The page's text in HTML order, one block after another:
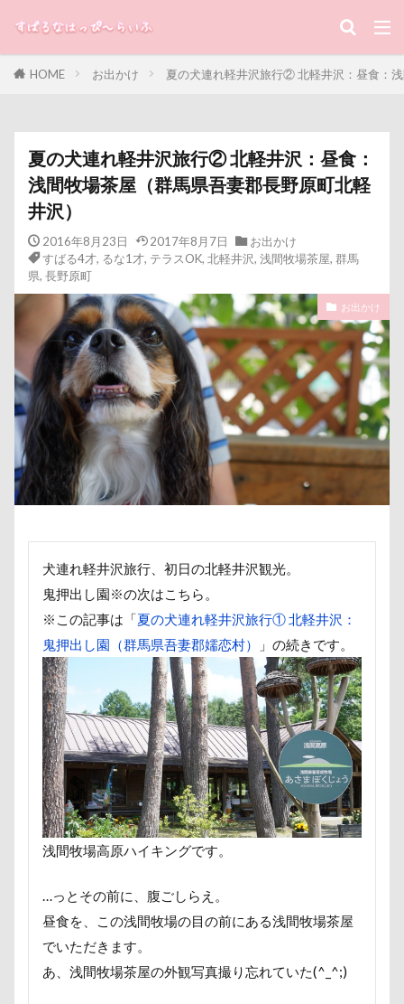
HOME お出かけ 夏の犬連れ軽井沢旅行② 北軽井沢：昼食：
夏の犬連れ軽井沢旅行② 北軽井沢：昼食：
浅間牧場茶屋（群馬県吾妻郡長野原町北軽
井沢）
2016年8月23日 2017年8月7日
お出かけ
すばる4才, るな1才, テラスOK, 北軽井沢, 浅間牧場茶屋, 群馬
県, 長野原町
お出かけ
犬連れ軽井沢旅行、初日の北軽井沢観光。
鬼押出し園※の次はこちら。
※この記事は「夏の犬連れ軽井沢旅行① 北軽井沢：
鬼押出し園（群馬県吾妻郡嬬恋村）
」の続きです。
浅間牧場高原ハイキングです。
…っとその前に、腹ごしらえ。
昼食を、この浅間牧場の目の前にある浅間牧場茶屋
でいただきます。
あ、浅間牧場茶屋の外観写真撮り忘れていた(^_^;)
カテゴリー
タグ
100円ショップ 写真パネル 前橋市
出没！アド街ック天国
写真加工
公園 動物殺処分ゼロ 八重桜
優玖（はるく）くん
優しい 働くおじさん
傘
動物病院
保護犬 去勢手術 同胎
吉野家
叱るの忘れてシャッター切る
叱られた
口タプ
取りあい
博物館 北海道直送
南相馬鹿島SA
千里浜なぎさドライブウェイ
千葉県
千本松牧場
北軽井沢
倶利伽羅峠 保水効果
三
丘を越えて
世界平和 世界の名犬牧場
不貞寝
三井アウトレットパーク
万座毛
ヴィーナスフォート
中島フィールズ
中瀬公園
來夢（らいむ）ちゃん
作品レビューコメント
体重 体調不良
似たもの父子 休日の朝
仰向け抱っこ
串カツ田中 北千住店
人形
人をダメにするクッショ
二等辺三角形
二度寝 予定 乳歯
九十九
同胎兄弟
名刺入れ ワンコ店内OK
富山環水公
寝顔
寝起き 寝相 寝床 寝坊助
小布施町
富山市 富士見高原 富士見町
富士急ハイランド
富士吉田市
川
嵐山町 嵐山渓谷
屋内ドッグラン
居酒屋
小谷流の里ドギーズアイラ